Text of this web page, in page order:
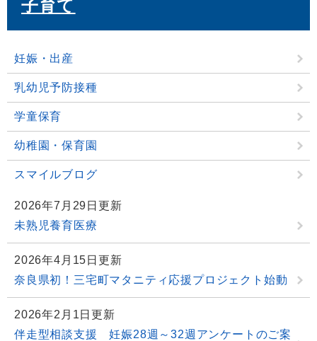
子育て
妊娠・出産
乳幼児予防接種
学童保育
幼稚園・保育園
スマイルブログ
2026年7月29日更新
未熟児養育医療
2026年4月15日更新
奈良県初！三宅町マタニティ応援プロジェクト始動
2026年2月1日更新
伴走型相談支援 妊娠28週～32週アンケートのご案